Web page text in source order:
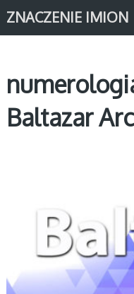
ZNACZENIE IMION
Baltazar